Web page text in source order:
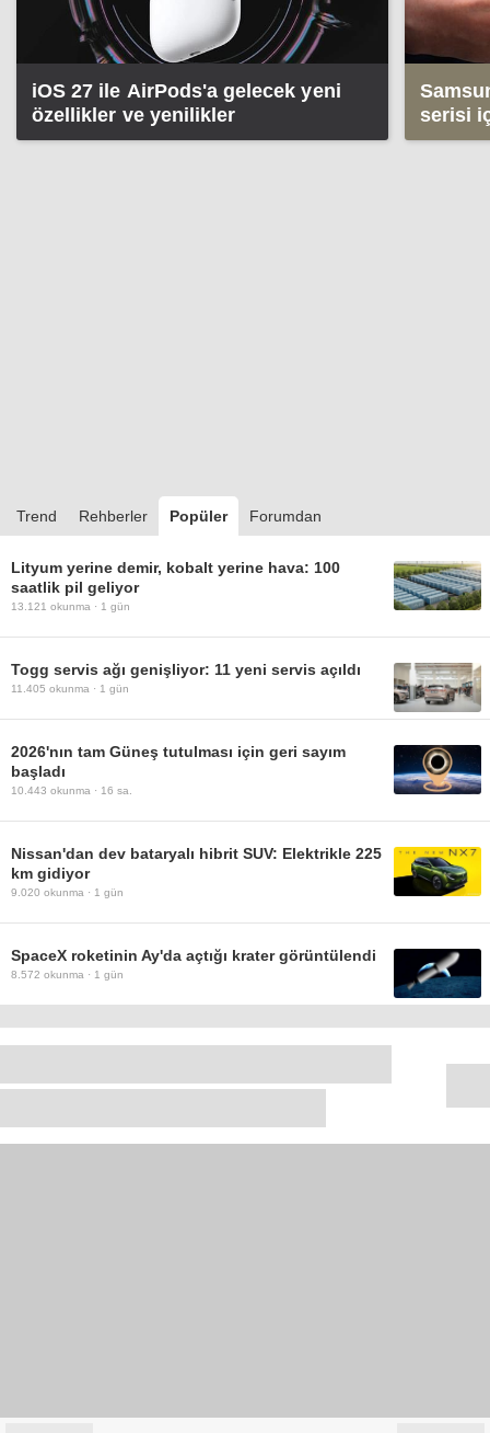
iOS 27 ile AirPods'a gelecek yeni
özellikler ve yenilikler
serisi
Trend Rehberler Popüler Forumdan
Lityum yerine demir, kobalt yerine hava: 100
saatlik pil geliyor
13.121 okunma · 1 gün
Togg servis ağı genişliyor: 11 yeni servis açıldı
11.405 okunma · 1 gün
2026'nın tam Güneş tutulması için geri sayım
başladı
10.443 okunma · 16 sa.
Nissan'dan dev bataryalı hibrit SUV: Elektrikle 225
km gidiyor
9.020 okunma · 1 gün
SpaceX roketinin Ay'da açtığı krater görüntülendi
8.572 okunma · 1 gün